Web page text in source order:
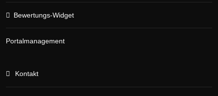
Bewertungs-Widget
Portalmanagement
Kontakt